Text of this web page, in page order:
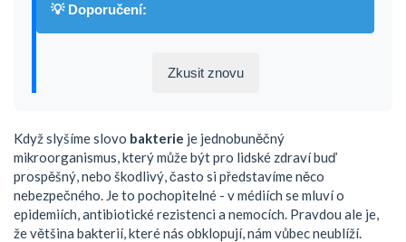
💡 Doporučení:
Zkusit znovu
Když slyšíme slovo bakterie je jednobuněčný
mikroorganismus, který může být pro lidské zdraví buď
prospěšný, nebo škodlivý, často si představíme něco
nebezpečného. Je to pochopitelné - v médiích se mluví o
epidemiích, antibiotické rezistenci a nemocích. Pravdou ale je,
že většina bakterií, které nás obklopují, nám vůbec neublíží.